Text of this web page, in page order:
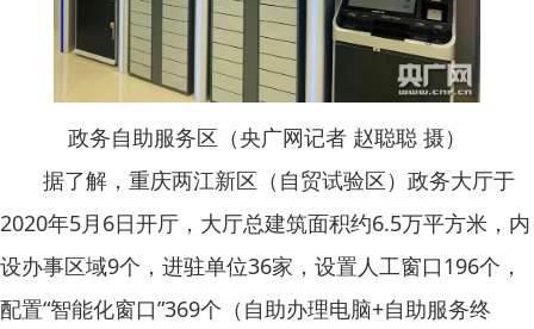
政务自助服务区（央广网记者 赵聪聪 摄）
据了解，重庆两江新区（自贸试验区）政务大厅于
2020年5月6日开厅，大厅总建筑面积约6.5万平方米，内
设办事区域9个，进驻单位36家，设置人工窗口196个，
配置“智能化窗口”369个（自助办理电脑+自助服务终